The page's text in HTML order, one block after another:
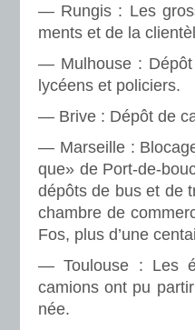
— Rungis : Les
ments et de la
— Mulhouse : Dépôt
lycéens et poli­ciers.
— Brive : Dépôt de
— Marseille :
que» de Port-de-
dépôts de bus et de
cham­bre de
Fos, plus d’une
— Toulouse : Les
camions ont pu
née.